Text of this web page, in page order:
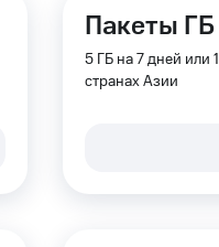
Пакеты
5 ГБ на 7 дней или
странах Азии